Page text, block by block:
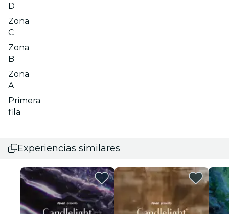
D
Zona
C
Zona
B
Zona
A
Primera
fila
Experiencias similares